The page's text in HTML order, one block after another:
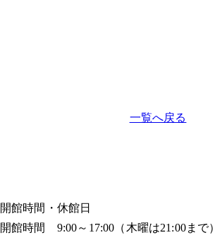
一覧へ戻る
開館時間・休館日
開館時間 9:00～17:00（木曜は21:00まで）